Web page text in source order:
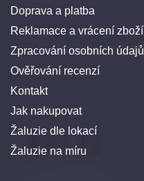
Doprava a platba
Reklamace a vrácení zboží
Zpracování osobních údajů
Ověřování recenzí
Kontakt
Jak nakupovat
Žaluzie dle lokací
Žaluzie na míru